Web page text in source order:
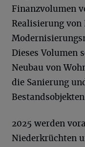
Finanzvolumen
Realisierung
Dieses Volumen
Neubau von
die Sanierung
2025 werden
Niederkrüchten